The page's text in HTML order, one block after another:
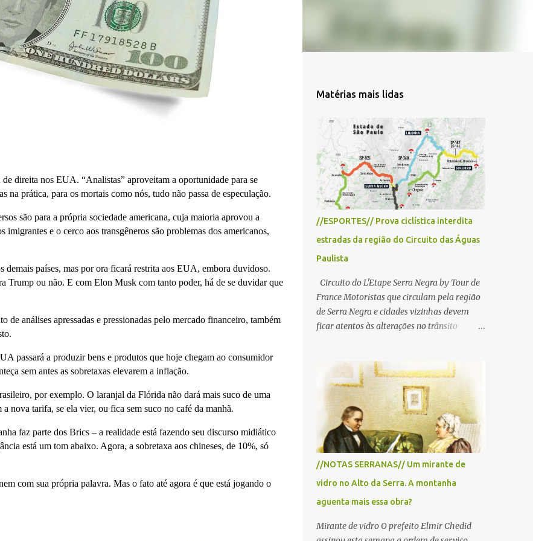
direita nos EUA. “Analistas” aproveitam a oportunidade para se
na prática, para os mortais como nós, tudo não passa de especulação.
são para a própria sociedade americana, cuja maioria aprovou a
e o cerco aos transgêneros são problemas dos americanos,
demais países, mas por ora ficará restrita aos EUA, embora duvidoso.
Trump ou não. E com Elon Musk com tanto poder, há de se duvidar que
de análises apressadas e pressionadas pelo mercado financeiro, também
passará a produzir bens e produtos que hoje chegam ao consumidor
sem antes as sobretaxas elevarem a inflação.
por exemplo. O laranjal da Flórida não dará mais suco de uma
nova tarifa, se ela vier, ou fica sem suco no café da manhã.
faz parte dos Brics – a realidade está fazendo seu discurso midiático
está um tom abaixo. Agora, a sobretaxa aos chineses, de 10%, só
com sua própria palavra. Mas o fato até agora é que está jogando o
Matérias mais lidas
//ESPORTES// Prova ciclística interdita
estradas da região do Circuito das Águas
Paulista
Circuito do L'Etape Serra Negra by Tour de
France Motoristas que circulam pela região
de Serra Negra e cidades vizinhas devem
ficar atentos às alterações no trânsito
realização do L'Étape Serra Negra by Tour
de France presented by Nubank.
Considerado o principal circuito de ciclismo
amador da América Latina, o evento reunirá
atletas de diferentes regiões do país e terá
percursos passando pelos municípios de
Serra Negra, Amparo, Monte Alegre do Sul,
Lindoia e Socorro. Para garantir a segurança
dos participantes e do público, diversos
trechos de rodovias e estradas da região
longo da prova. A largada será na Rua
//NOTAS SERRANAS// Um mirante de
vidro no Alto da Serra. A montanha
aguenta mais essa obra?
Mirante de vidro O prefeito Elmir Chedid